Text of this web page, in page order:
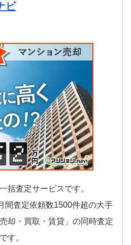
ビ
括査定サービスです。
間査定依頼数1500件超の大手
却・買取・賃貸」の同時査定
す。